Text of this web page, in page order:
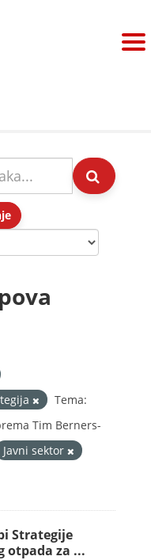
Tema:
Tim Berners-
Javni sektor
Strategije
za ...